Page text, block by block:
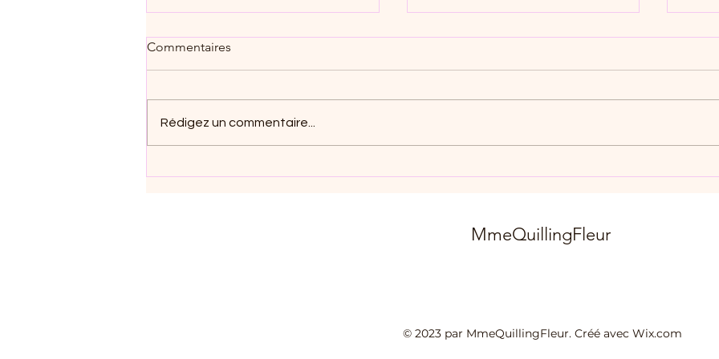
Commentaires
Rédigez un commentaire...
MmeQuillingFleur
© 2023 par MmeQuillingFleur. Créé avec Wix.com